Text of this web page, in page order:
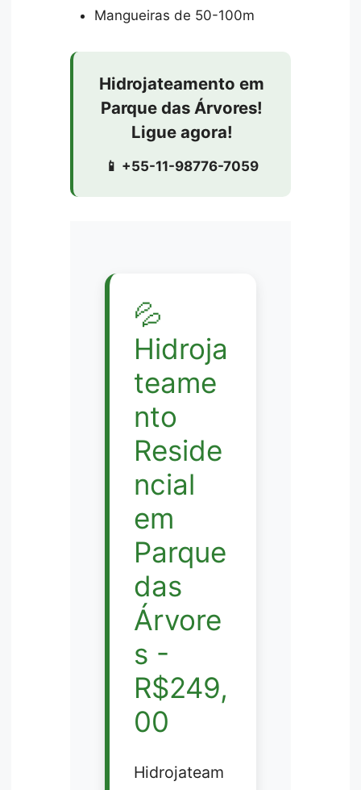
Mangueiras de 50-100m
Hidrojateamento em
Parque das Árvores!
Ligue agora!
📱 +55-11-98776-7059
💦
Hidroja
teame
nto
Reside
ncial
em
Parque
das
Árvore
s -
R$249,
00
Hidrojateam